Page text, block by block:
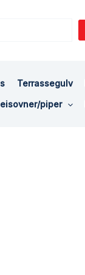
Terrassegulv
piper